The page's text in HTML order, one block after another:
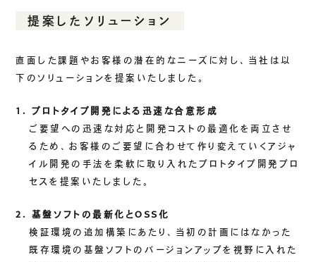
提案したソリューション
直面した課題やお客様の潜在的なニーズに対し、当社は以
下のソリューションを提案いたしました。
1. プロトタイプ開発による迅速な合意形成
ご要望への迅速な対応と開発コストの最適化を両立させ
るため、お客様のご要望に合わせて作り変えていくアジャ
イル開発の手法を柔軟に取り入れたプロトタイプ開発プロ
セスを提案いたしました。
2. 基盤ソフトの最新化とOSS化
検証環境の追加構築にあたり、当初の計画にはなかった
既存環境の基盤ソフトのバージョンアップを視野に入れた